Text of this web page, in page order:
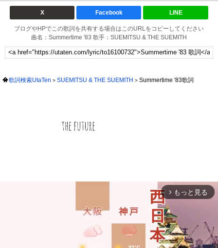
X Facebook LINE
ブログやHPでこの歌詞を共有する場合はこのURLをコピーしてください
曲名：Summertime '83 歌手：SUEMITSU & THE SUEMITH
歌詞検索UtaTen SUEMITSU & THE SUEMITH Summertime '83歌詞
arrow_forward_ios もっと見る